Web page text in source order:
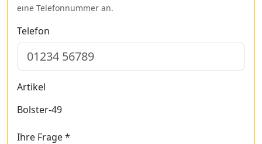
eine Telefonnummer an.
Telefon
Artikel
Bolster-49
Ihre Frage *